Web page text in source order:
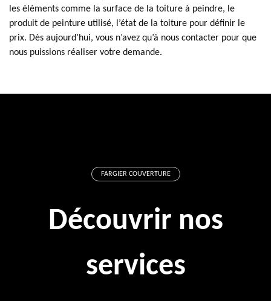
les éléments comme la surface de la toiture à peindre, le
produit de peinture utilisé, l’état de la toiture pour définir le
prix. Dès aujourd’hui, vous n’avez qu’à nous contacter pour que
nous puissions réaliser votre demande.
FARGIER COUVERTURE
Découvrir nos
services